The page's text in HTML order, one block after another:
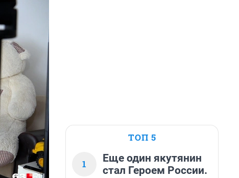
ТОП 5
1
Еще один якутянин
стал Героем России.